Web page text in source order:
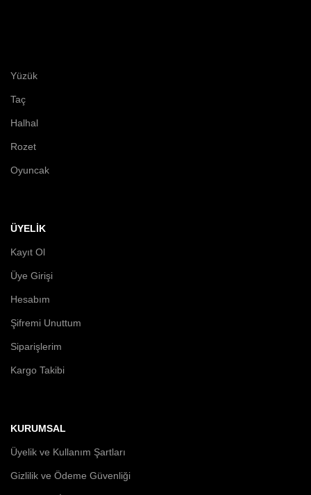
Yüzük
Taç
Halhal
Rozet
Oyuncak
ÜYELİK
Kayıt Ol
Üye Girişi
Hesabım
Şifremi Unuttum
Siparişlerim
Kargo Takibi
KURUMSAL
Üyelik ve Kullanım Şartları
Gizlilik ve Ödeme Güvenliği